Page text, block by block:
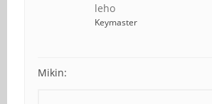
leho
Keymaster
Mikin: